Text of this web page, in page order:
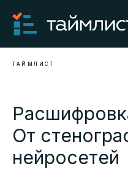
ТАЙМЛИСТ
От
нейросетей